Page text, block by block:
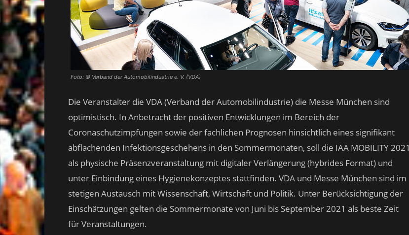
Foto: © Verband der Automobilindustrie e. V. (VDA)
Die Veranstalter die VDA (Verband der Automobilindustrie) die Messe München sind
optimistisch. In Anbetracht der positiven Entwicklungen im Bereich der
Coronaschutzimpfungen sowie der fachlichen Prognosen hinsichtlich eines signifikant
abflachenden Infektionsgeschehens in den Sommermonaten, soll die IAA MOBILITY 2021
als physische Präsenzveranstaltung mit digitaler Verlängerung (hybrides Format) und
unter Einbindung eines Hygienekonzeptes stattfinden. VDA und Messe München sind im
stetigen Austausch mit Wissenschaft, Wirtschaft und Politik. Unter Berücksichtigung der
Einschätzungen gelten die Sommermonate von Juni bis September 2021 als beste Zeit
für Veranstaltungen.